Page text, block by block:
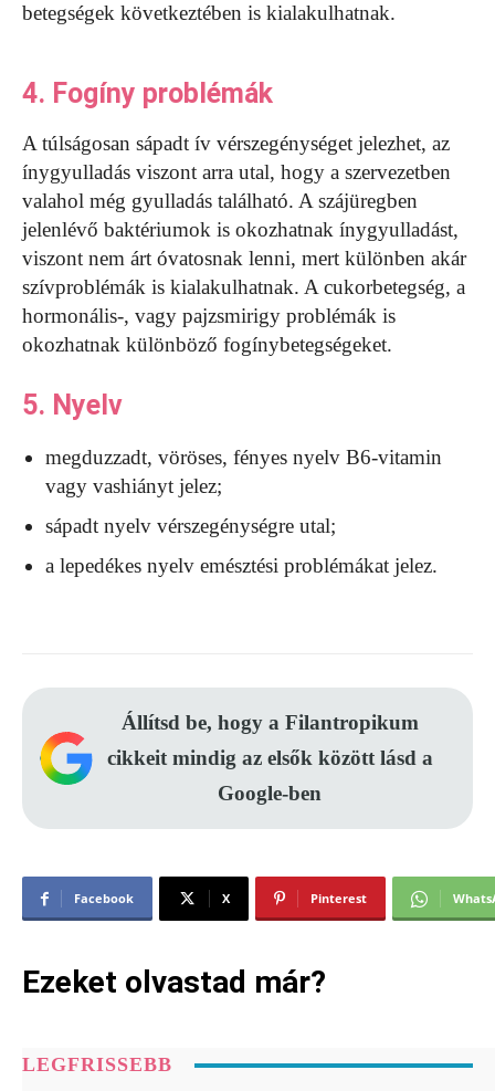
betegségek következtében is kialakulhatnak.
4. Fogíny problémák
A túlságosan sápadt ív vérszegénységet jelezhet, az
ínygyulladás viszont arra utal, hogy a szervezetben
valahol még gyulladás található. A szájüregben
jelenlévő baktériumok is okozhatnak ínygyulladást,
viszont nem árt óvatosnak lenni, mert különben akár
szívproblémák is kialakulhatnak. A cukorbetegség, a
hormonális-, vagy pajzsmirigy problémák is
okozhatnak különböző fogínybetegségeket.
5. Nyelv
megduzzadt, vöröses, fényes nyelv B6-vitamin
vagy vashiányt jelez;
sápadt nyelv vérszegénységre utal;
a lepedékes nyelv emésztési problémákat jelez.
Állítsd be, hogy a Filantropikum
cikkeit mindig az elsők között lásd a
Google-ben
Facebook X Pinterest
Ezeket olvastad már?
LEGFRISSEBB